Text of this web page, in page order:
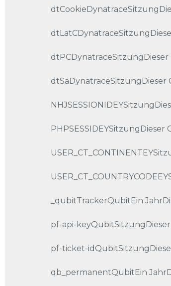
dtSaDynatraceSitzungDieser
_qubitTrackerQubitEin
pf-api-
pf-ticket-
qb_permanentQubitEin